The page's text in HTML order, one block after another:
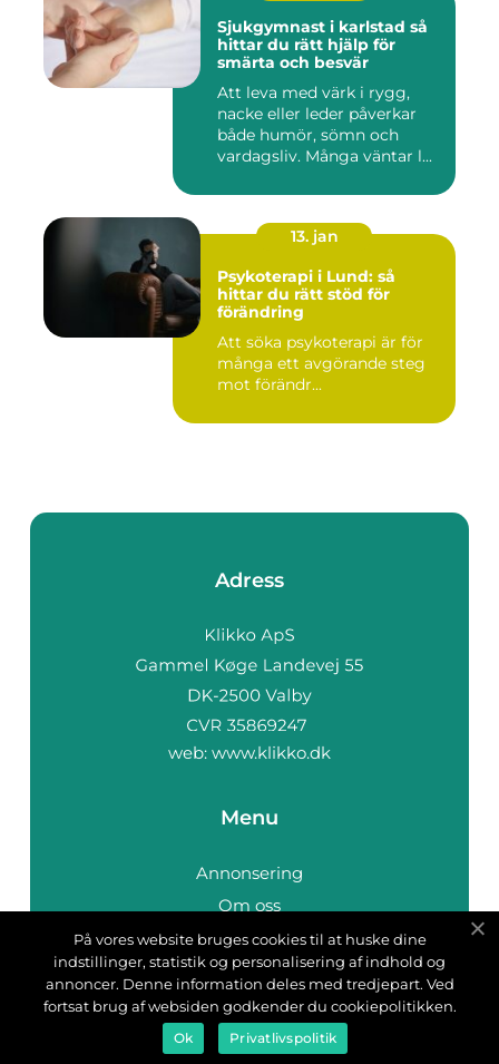
Sjukgymnast i karlstad så
hittar du rätt hjälp för
smärta och besvär
Att leva med värk i rygg,
nacke eller leder påverkar
både humör, sömn och
vardagsliv. Många väntar l...
13. jan
Psykoterapi i Lund: så
hittar du rätt stöd för
förändring
Att söka psykoterapi är för
många ett avgörande steg
mot förändr...
Adress
web: www.klikko.dk
Menu
Annonsering
Om oss
Cookies
Kontakta oss
Sitemap
På vores website bruges cookies til at huske dine
indstillinger, statistik og personalisering af indhold og
annoncer. Denne information deles med tredjepart. Ved
fortsat brug af websiden godkender du cookiepolitikken.
Ok Privatlivspolitik